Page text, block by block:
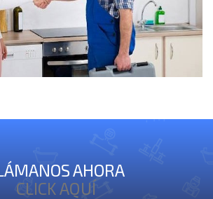
AHORA
CLICK AQUÍ